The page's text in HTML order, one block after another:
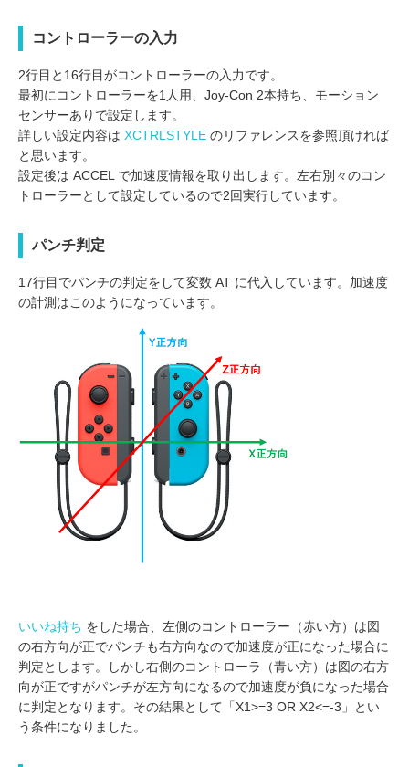
コントローラーの入力
2行目と16行目がコントローラーの入力です。
最初にコントローラーを1人用、Joy-Con 2本持ち、モーション
センサーありで設定します。
詳しい設定内容は XCTRLSTYLE のリファレンスを参照頂ければ
と思います。
設定後は ACCEL で加速度情報を取り出します。左右別々のコン
トローラーとして設定しているので2回実行しています。
パンチ判定
17行目でパンチの判定をして変数 AT に代入しています。加速度
の計測はこのようになっています。
いいね持ち をした場合、左側のコントローラー（赤い方）は図
の右方向が正でパンチも右方向なので加速度が正になった場合に
判定とします。しかし右側のコントローラ（青い方）は図の右方
向が正ですがパンチが左方向になるので加速度が負になった場合
に判定となります。その結果として「X1>=3 OR X2<=-3」とい
う条件になりました。